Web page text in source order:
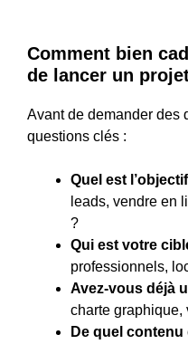
Comment bien
de lancer un
Avant de demander des
questions clés :
Quel est
leads, vendre en
?
Qui est votre
professionnels,
Avez-vous déjà
charte
De quel